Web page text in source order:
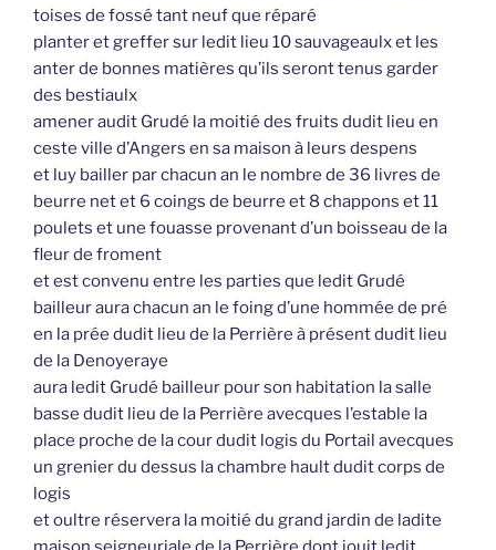
toises de fossé tant neuf que réparé
planter et greffer sur ledit lieu 10 sauvageaulx et les
anter de bonnes matières qu’ils seront tenus garder
des bestiaulx
amener audit Grudé la moitié des fruits dudit lieu en
ceste ville d’Angers en sa maison à leurs despens
et luy bailler par chacun an le nombre de 36 livres de
beurre net et 6 coings de beurre et 8 chappons et 11
poulets et une fouasse provenant d’un boisseau de la
fleur de froment
et est convenu entre les parties que ledit Grudé
bailleur aura chacun an le foing d’une hommée de pré
en la prée dudit lieu de la Perrière à présent dudit lieu
de la Denoyeraye
aura ledit Grudé bailleur pour son habitation la salle
basse dudit lieu de la Perrière avecques l’estable la
place proche de la cour dudit logis du Portail avecques
un grenier du dessus la chambre hault dudit corps de
logis
et oultre réservera la moitié du grand jardin de ladite